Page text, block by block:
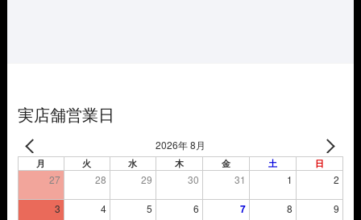
実店舗営業日
2026年 8月
月 火 水 木 金 土 日
27 28 29 30 31 1 2
3 4 5 6 7 8 9